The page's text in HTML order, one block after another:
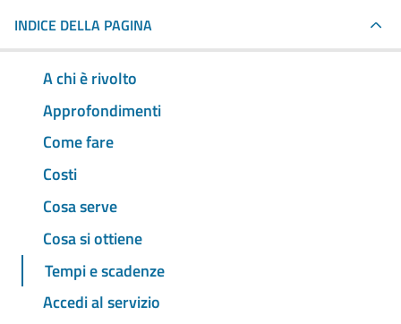
INDICE DELLA PAGINA
A chi è rivolto
Approfondimenti
Come fare
Costi
Cosa serve
Cosa si ottiene
Tempi e scadenze
Accedi al servizio